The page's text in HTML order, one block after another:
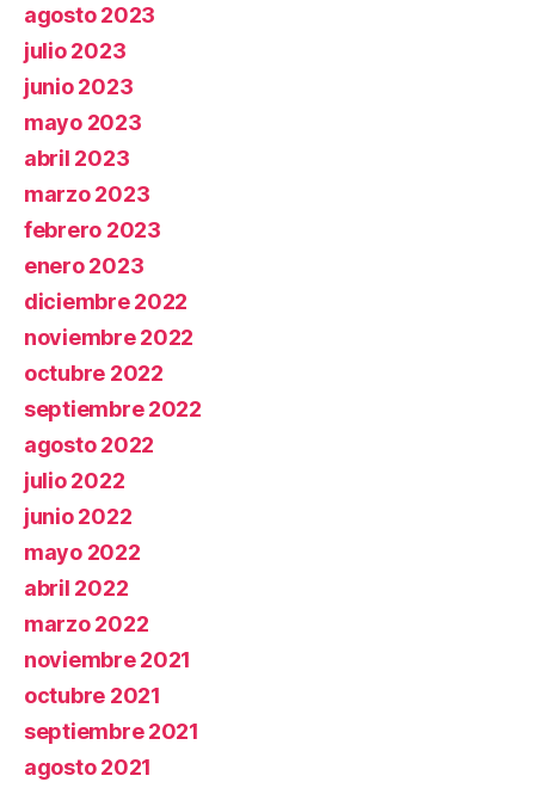
agosto 2023
julio 2023
junio 2023
mayo 2023
abril 2023
marzo 2023
febrero 2023
enero 2023
diciembre 2022
noviembre 2022
octubre 2022
septiembre 2022
agosto 2022
julio 2022
junio 2022
mayo 2022
abril 2022
marzo 2022
noviembre 2021
octubre 2021
septiembre 2021
agosto 2021